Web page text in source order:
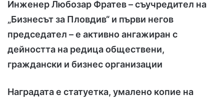
Инженер Любозар Фратев – съучредител на
„Бизнесът за Пловдив“ и първи негов
председател – е активно ангажиран с
дейността на редица обществени,
граждански и бизнес организации
Наградата е статуетка, умалено копие на